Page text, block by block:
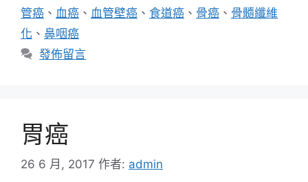
管癌 、 血癌 、 血管壁癌 、 食道癌 、 骨癌 、 骨髓纖維
化 、 鼻咽癌
發佈留言
胃癌
26 6 月, 2017 作者: admin